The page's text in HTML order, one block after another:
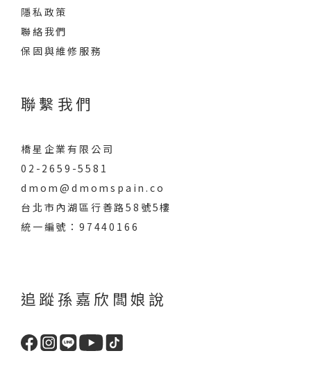
隱私政策
聯絡我們
保固與維修服務
聯繫我們
橋星企業有限公司
02-2659-5581
dmom@dmomspain.co
台北市內湖區行善路58號5樓
統一編號：97440166
追蹤孫嘉欣闆娘說